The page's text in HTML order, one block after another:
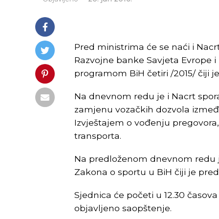
Pred ministrima će se naći i
Razvojne banke Savjeta Evrope
programom BiH četiri /2015/ čiji
Na dnevnom redu je i Nacrt
zamjenu vozačkih dozvola
Izvještajem o vođenju
transporta.
Na predloženom dnevnom
Zakona o sportu u BiH čiji je
Sjednica će početi u 12.30
objavljeno saopštenje.